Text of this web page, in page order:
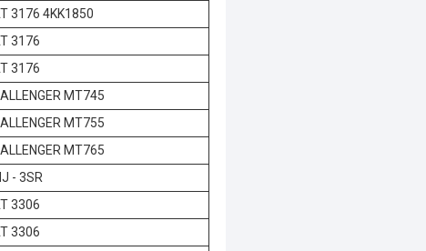
3176 4KK1850
3176
3176
MT745
MT755
MT765
- 3SR
3306
3306